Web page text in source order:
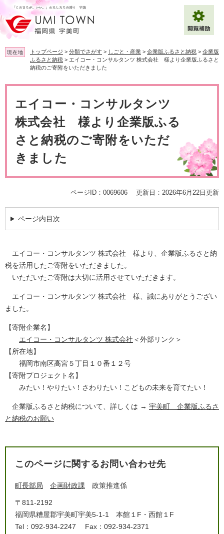
ー
ジ
の
先
頭
ニ
ュ
ー
を
飛
背景色変更 白 青
Multilingual（English・中文・한글）
現在地 トップページ > 分類でさがす > しごと・産業 > 企業版ふるさと納税 > 企業版
ふるさと納税 > エイコー・コンサルタンツ 株式会社 様より企業版ふるさと
納税のご寄附をいただきました
エイコー・コンサルタンツ
株式会社 様より企業版ふる
さと納税のご寄附をいただ
きました
ページID：0069606 更新日：2026年6月22日更新
ページ内目次
エイコー・コンサルタンツ 株式会社 様より、企業版ふるさと納
税を活用したご寄附をいただきました。
いただいたご寄附は大切に活用させていただきます。
エイコー・コンサルタンツ 株式会社 様、誠にありがとうござい
ました。​
【寄附企業名】
エイコー・コンサルタンツ 株式会社​ ＜外部リンク＞
【所在地】
福岡市南区高宮５丁目１０番１２号
【寄附プロジェクト名】
みたい！やりたい！さわりたい！こどもの未来を育てたい！
企業版ふるさと納税について、詳しくは → 宇美町 企業版ふるさ
と納税のお願い
このページに関するお問い合わせ先
町長部局 企画財政課 政策推進係
〒811-2192
福岡県糟屋郡宇美町宇美5-1-1 本館１F・西館１F
Tel：092-934-2247
Fax：092-934-2371